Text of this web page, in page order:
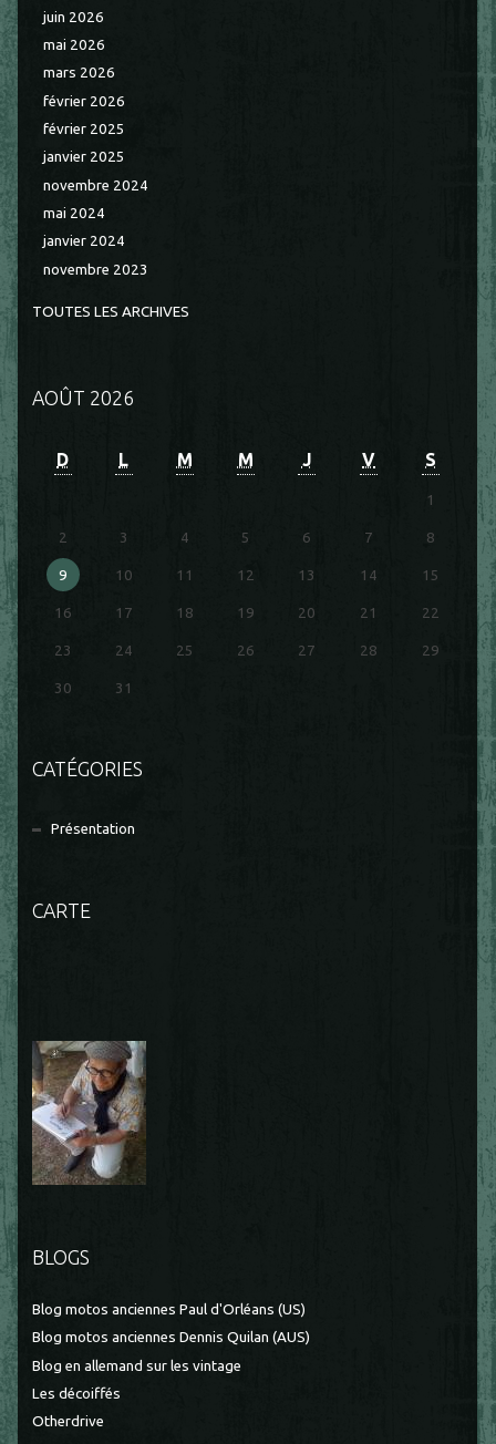
juin 2026
mai 2026
mars 2026
février 2026
février 2025
janvier 2025
novembre 2024
mai 2024
janvier 2024
novembre 2023
TOUTES LES ARCHIVES
AOÛT 2026
D L M M J V S
1
2 3 4 5 6 7 8
9 10 11 12 13 14 15
16 17 18 19 20 21 22
23 24 25 26 27 28 29
30 31
CATÉGORIES
Présentation
CARTE
BLOGS
Blog motos anciennes Paul d'Orléans (US)
Blog motos anciennes Dennis Quilan (AUS)
Blog en allemand sur les vintage
Les décoiffés
Otherdrive